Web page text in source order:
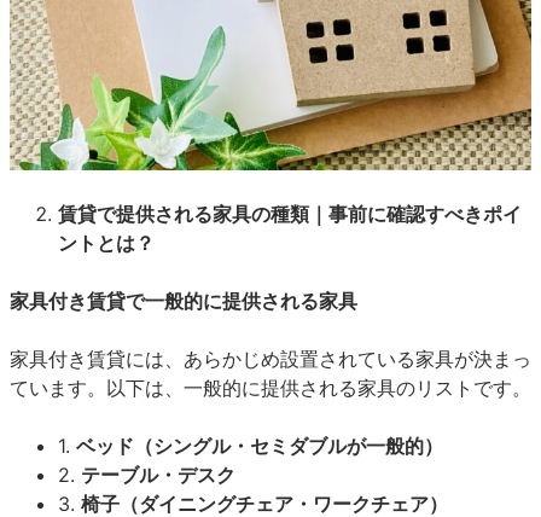
賃貸で提供される家具の種類｜事前に確認すべきポイ
ントとは？
家具付き賃貸で一般的に提供される家具
家具付き賃貸には、あらかじめ設置されている家具が決まっ
ています。以下は、一般的に提供される家具のリストです。
1. ベッド（シングル・セミダブルが一般的）
2. テーブル・デスク
3. 椅子（ダイニングチェア・ワークチェア）